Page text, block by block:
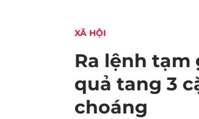
XÃ HỘI
Ra lệnh
quả tang 3
choáng